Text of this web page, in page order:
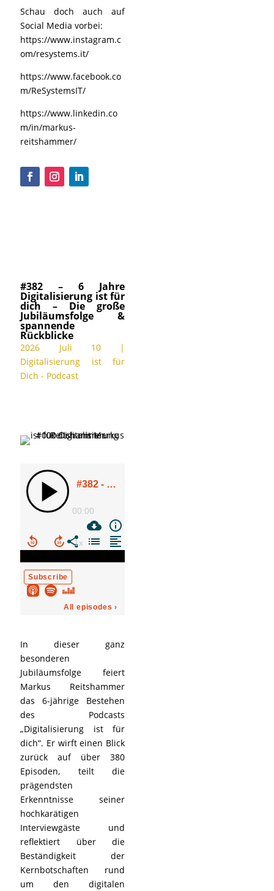
Schau doch auch auf
Social Media vorbei:
https://www.instagram.c
om/resystems.it/
https://www.facebook.co
m/ReSystemsIT/
https://www.linkedin.co
m/in/markus-
reitshammer/
#382 – 6 Jahre
Digitalisierung ist für
dich – Die große
Jubiläumsfolge &
spannende
Rückblicke
2026 Juli 10|
Digitalisierung ist für
Dich - Podcast
In dieser ganz
besonderen
Jubiläumsfolge feiert
Markus Reitshammer
das 6-jährige Bestehen
des Podcasts
„Digitalisierung ist für
dich“. Er wirft einen Blick
zurück auf über 380
Episoden, teilt die
prägendsten
Erkenntnisse seiner
hochkarätigen
Interviewgäste und
reflektiert über die
Beständigkeit der
Kernbotschaften rund
um den digitalen